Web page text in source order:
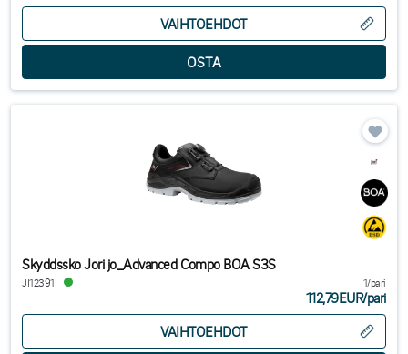
VAIHTOEHDOT
Skyddssko Jori jo_Advanced Compo BOA S3S
JI12391 1/pari
112,79EUR/pari
VAIHTOEHDOT